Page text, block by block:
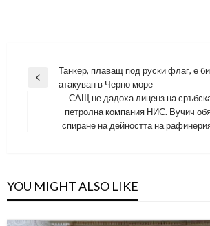
Навигация
Previous
Танкер, плаващ под руски флаг, е
атакуван в Черно море
САЩ не дадоха лиценз на
петролна компания НИС. Вучич
спиране на дейността на
YOU MIGHT ALSO LIKE